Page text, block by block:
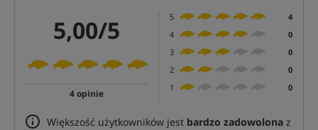
5,00/5
4 opinie
5
4
4
0
3
0
2
0
1
0
Większość użytkowników jest bardzo zadowolona z